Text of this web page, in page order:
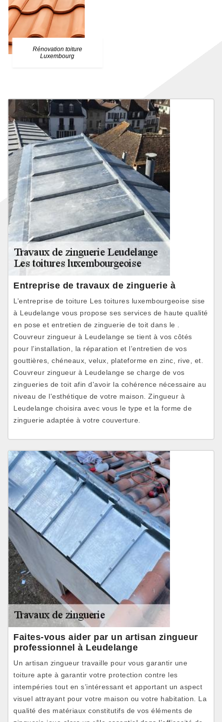
Rénovation toiture
Luxembourg
Entreprise de travaux de zinguerie à
L’entreprise de toiture Les toitures luxembourgeoise sise
à Leudelange vous propose ses services de haute qualité
en pose et entretien de zinguerie de toit dans le .
Couvreur zingueur à Leudelange se tient à vos côtés
pour l’installation, la réparation et l’entretien de vos
gouttières, chéneaux, velux, plateforme en zinc, rive, et.
Couvreur zingueur à Leudelange se charge de vos
zingueries de toit afin d'avoir la cohérence nécessaire au
niveau de l'esthétique de votre maison. Zingueur à
Leudelange choisira avec vous le type et la forme de
zinguerie adaptée à votre couverture.
Faites-vous aider par un artisan zingueur
professionnel à Leudelange
Un artisan zingueur travaille pour vous garantir une
toiture apte à garantir votre protection contre les
intempéries tout en s’intéressant et apportant un aspect
visuel attrayant pour votre maison ou votre habitation. La
qualité des matériaux constitutifs de vos éléments de